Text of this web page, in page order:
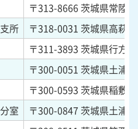
〒313-8666茨城県常陸
所
〒318-0031 茨城県高萩
〒311-3893 茨城県行方
〒300-0051 茨城県土浦
〒300-0593 茨城県稲敷
室
〒300-0847茨城県土浦